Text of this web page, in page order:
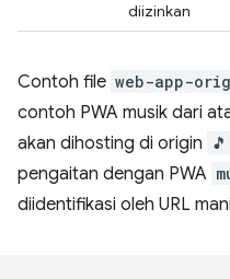
diizinkan
Contoh file web-app-
contoh PWA musik dari
akan dihosting di origin
pengaitan dengan PWA
diidentifikasi oleh URL